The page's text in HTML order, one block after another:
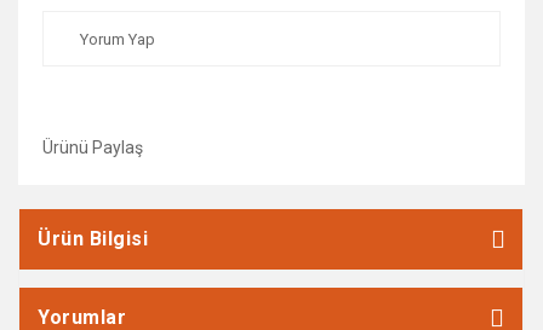
Yorum Yap
Ürünü Paylaş
Ürün Bilgisi
Yorumlar